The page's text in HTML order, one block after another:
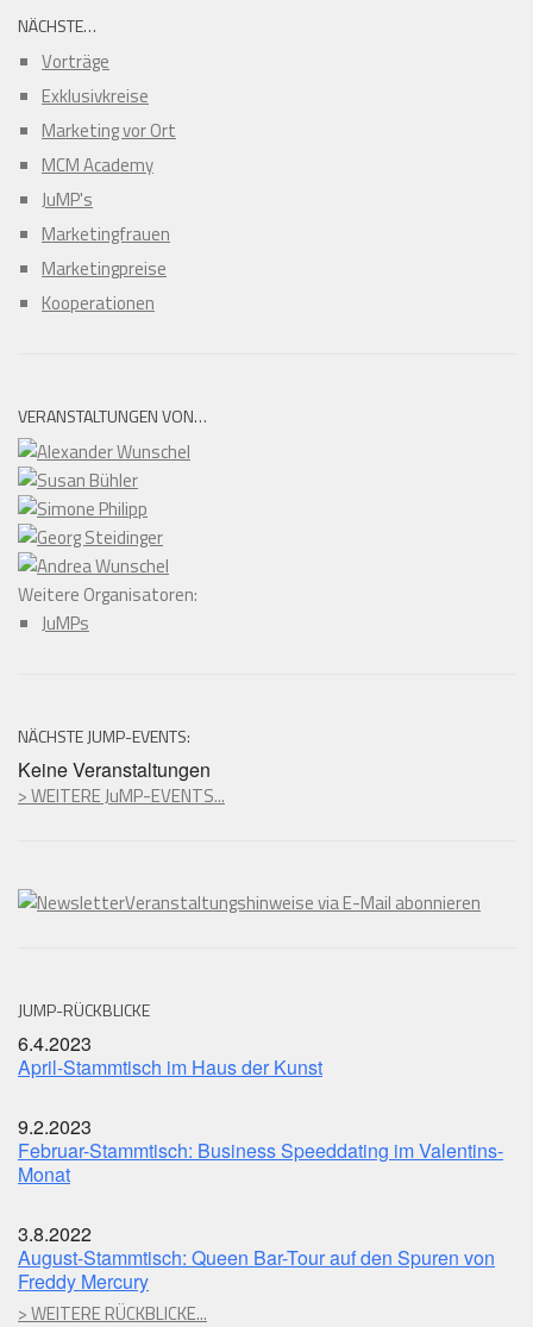
NÄCHSTE…
Vorträge
Exklusivkreise
Marketing vor Ort
MCM Academy
JuMP's
Marketingfrauen
Marketingpreise
Kooperationen
VERANSTALTUNGEN VON…
Weitere Organisatoren:
JuMPs
NÄCHSTE JUMP-EVENTS:
Keine Veranstaltungen
> WEITERE JuMP-EVENTS...
Veranstaltungshinweise via E-Mail abonnieren
JUMP-RÜCKBLICKE
6.4.2023
April-Stammtisch im Haus der Kunst
9.2.2023
Februar-Stammtisch: Business Speeddating im Valentins-
Monat
3.8.2022
August-Stammtisch: Queen Bar-Tour auf den Spuren von
Freddy Mercury
> WEITERE RÜCKBLICKE...